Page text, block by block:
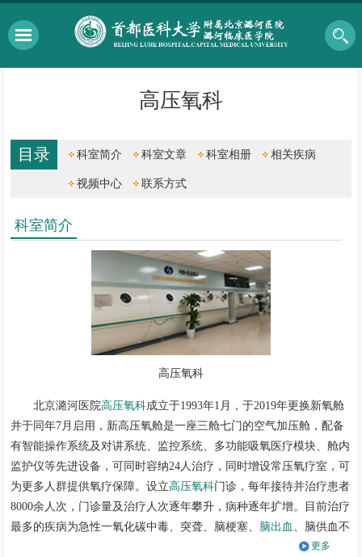
高压氧科
目录 科室简介 科室文章 科室相册 相关疾病
视频中心 联系方式
科室简介
高压氧科
北京潞河医院高压氧科成立于1993年1月，于2019年更换新氧舱
并于同年7月启用，新高压氧舱是一座三舱七门的空气加压舱，配备
有智能操作系统及对讲系统、监控系统、多功能吸氧医疗模块、舱内
监护仪等先进设备，可同时容纳24人治疗，同时增设常压氧疗室，可
为更多人群提供氧疗保障。设立高压氧科门诊，每年接待并治疗患者
8000余人次，门诊量及治疗人次逐年攀升，病种逐年扩增。目前治疗
最多的疾病为急性一氧化碳中毒、突聋、脑梗塞、 脑出血 、脑供血不
更多